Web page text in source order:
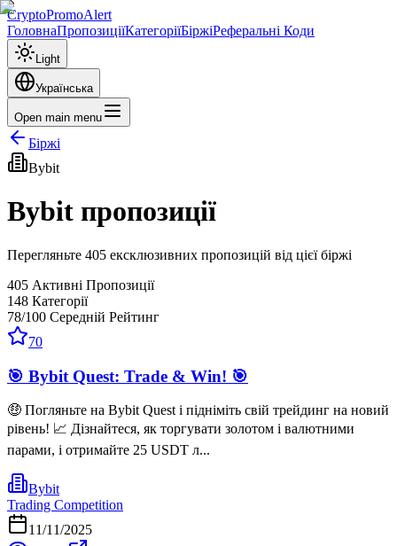
CryptoPromoAlert
ГоловнаПропозиціїКатегоріїБіржіРеферальні Коди
Light
Українська
Open main menu
Біржі
Bybit
Bybit пропозиції
Перегляньте 405 ексклюзивних пропозицій від цієї біржі
405 Активні Пропозиції
148 Категорії
78/100 Середній Рейтинг
70
🎯 Bybit Quest: Trade & Win! 🎯
🤑 Погляньте на Bybit Quest і підніміть свій трейдинг на новий
рівень! 📈 Дізнайтеся, як торгувати золотом і валютними
парами, і отримайте 25 USDT л...
Bybit
Trading Competition
11/11/2025